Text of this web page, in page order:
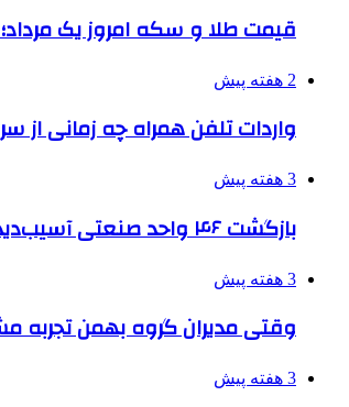
قیمت طلا و سکه امروز یک مرداد؛ سکه در مرز
2 هفته پیش
واردات تلفن همراه چه زمانی
3 هفته پیش
بازگشت ۴۶ واحد صنعتی آسیب‌دیده دو جنگ اخیر البرز به چرخه تولید
3 هفته پیش
وقتی مدیران گروه بهمن تجربه
3 هفته پیش